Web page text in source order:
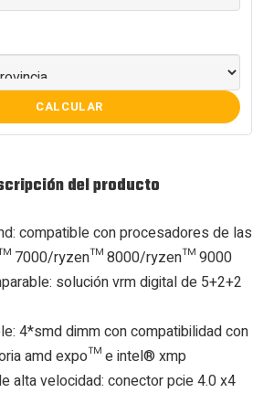
CALCULAR
del producto
compatible con procesadores de las
7000/ryzen™ 8000/ryzen™ 9000
solución vrm digital de 5+2+2
4*smd dimm con compatibilidad con
amd expo™ e intel® xmp
alta velocidad: conector pcie 4.0 x4